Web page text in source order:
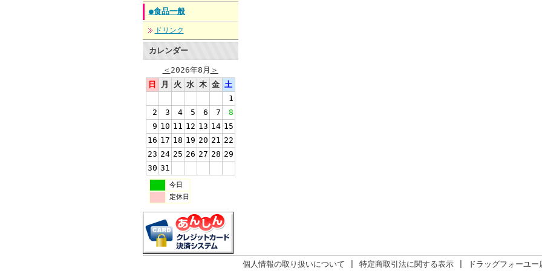
●食品一般
ドリンク
カレンダー
＜ 2026年8月 ＞
日
月 火 水 木 金 土
1
2
3 4 5 6 7
8
9 10 11 12 13 14 15
16 17 18 19 20 21 22
23 24 25 26 27 28 29
30 31
今日
定休日
個人情報の取り扱いについて 特定商取引法に関する表示 ドラッグフォーユー